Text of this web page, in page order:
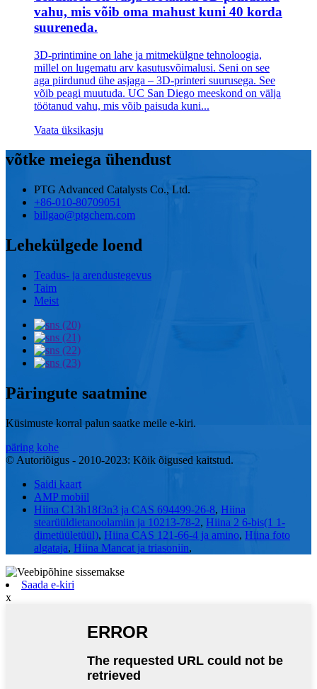
vahu, mis võib oma mahust kuni 40 korda
suureneda.
3D-printimine on lahe ja mitmekülgne tehnoloogia,
millel on lugematu arv kasutusvõimalusi. Seni on see
aga piirdunud ühe asjaga – 3D-printeri suurusega. See
võib peagi muutuda. UC San Diego meeskond on välja
töötanud vahu, mis võib paisuda kuni...
Vaata üksikasju
võtke meiega ühendust
PTG Advanced Catalysts Co., Ltd.
+86-010-80709051
billgao@ptgchem.com
Lehekülgede loend
Teadus- ja arendustegevus
Taim
Meist
Päringute saatmine
Küsimuste korral palun saatke meile e-kiri.
päring kohe
© Autoriõigus - 2010-2023: Kõik õigused kaitstud.
Saidi kaart
AMP mobiil
Hiina C13h18f3n3 ja CAS 694499-26-8, Hiina
stearüüldietanoolamiin ja 10213-78-2, Hiina 2 6-bis(1 1-
dimetüületüül), Hiina CAS 121-66-4 ja amino, Hiina foto
algataja, Hiina Mancat ja triasoniin,
Saada e-kiri
x